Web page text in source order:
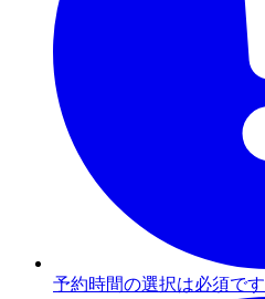
予約時間の選択は必須です